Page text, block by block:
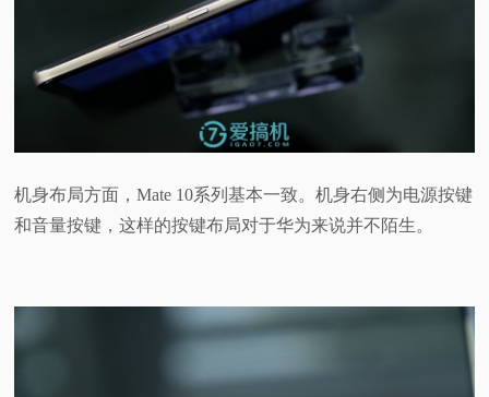
机身布局方面，Mate 10系列基本一致。机身右侧为电源按键
和音量按键，这样的按键布局对于华为来说并不陌生。